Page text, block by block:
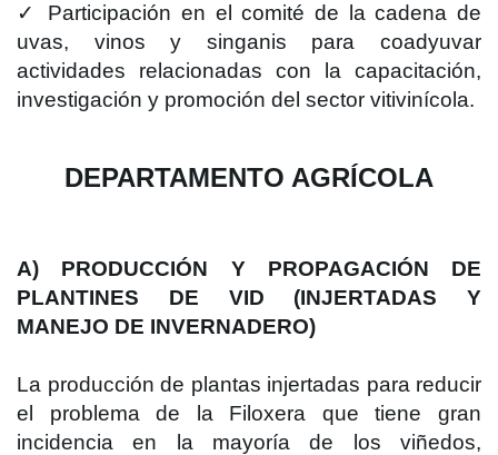
✓ Participación en el comité de la cadena de
uvas, vinos y singanis para coadyuvar
actividades relacionadas con la capacitación,
investigación y promoción del sector vitivinícola.
DEPARTAMENTO AGRÍCOLA
A) PRODUCCIÓN Y PROPAGACIÓN DE
PLANTINES DE VID (INJERTADAS Y
MANEJO DE INVERNADERO)
La producción de plantas injertadas para reducir
el problema de la Filoxera que tiene gran
incidencia en la mayoría de los viñedos,